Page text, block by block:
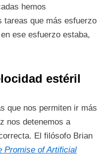
hemos
tareas que más esfuerzo
ese esfuerzo estaba,
estéril
que nos permiten ir más
nos detenemos a
El filósofo Brian
Promise of Artificial